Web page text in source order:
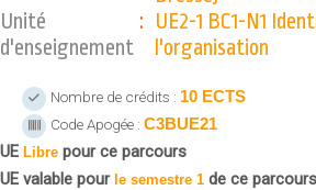
UFR FS (Chimie, Mathématique, Physique)
GEP (Génie Electrique des Procédés -
Informatique (Département Composante)
Mécanique (Département composante)
Plan et accès
Intranet des personnels
Moodle
Emploi du temps
Unité
d'enseignement
: UE2-1 BC1-N1
l'organisation
Nombre de crédits : 10 ECTS
Code Apogée : C3BUE21
UE Libre pour ce parcours
UE valable pour le semestre 1 de ce parcours